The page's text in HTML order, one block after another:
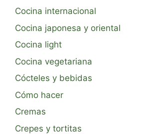
Cocina internacional
Cocina japonesa y oriental
Cocina light
Cocina vegetariana
Cócteles y bebidas
Cómo hacer
Cremas
Crepes y tortitas